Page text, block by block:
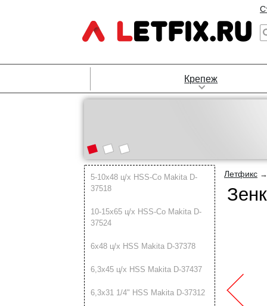
Крепеж
5-10х48 ц/х HSS-Co Makita D-
37518
10-15х65 ц/х HSS-Co Makita D-
37524
6х48 ц/х HSS Makita D-37378
6,3х45 ц/х HSS Makita D-37437
6,3х31 1/4" HSS Makita D-37312
Летфикс